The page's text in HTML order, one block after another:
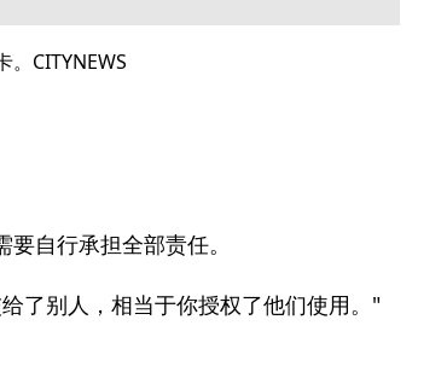
CITYNEWS
自行承担全部责任。
了别人，相当于你授权了他们使用。"